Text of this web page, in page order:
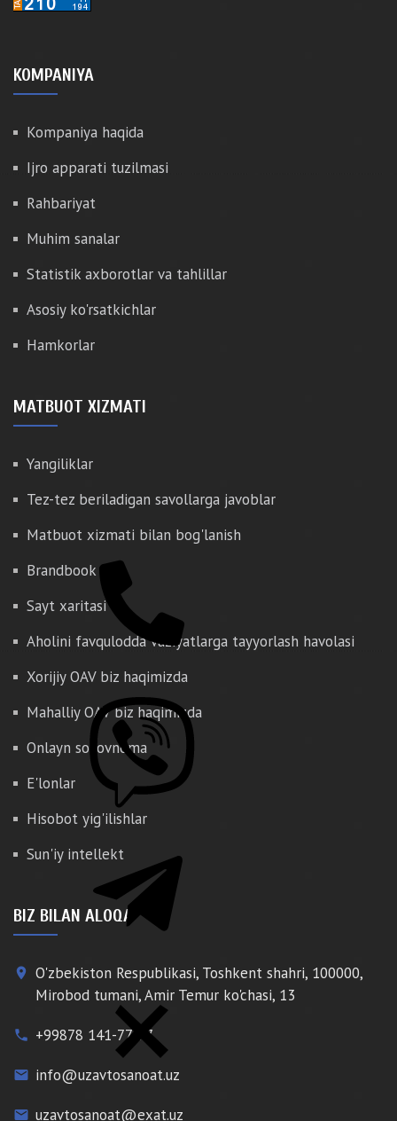
KOMPANIYA
Kompaniya haqida
Ijro apparati tuzilmasi
Rahbariyat
Muhim sanalar
Statistik axborotlar va tahlillar
Asosiy ko'rsatkichlar
Hamkorlar
MATBUOT XIZMATI
Yangiliklar
Tez-tez beriladigan savollarga javoblar
Matbuot xizmati bilan bog'lanish
Brandbook
Sayt xaritasi
Aholini favqulodda vaziyatlarga tayyorlash havolasi
Xorijiy OAV biz haqimizda
Mahalliy OAV biz haqimizda
Onlayn so'rovnoma
E'lonlar
Hisobot yig'ilishlar
Sun'iy intellekt
BIZ BILAN ALOQA
place O'zbekiston Respublikasi, Toshkent shahri, 100000,
Mirobod tumani, Amir Temur ko'chasi, 13
phone +99878 141-77-77
email info@uzavtosanoat.uz
email uzavtosanoat@exat.uz